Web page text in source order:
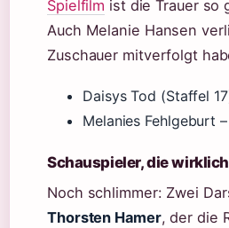
Spielfilm ist die Trauer so
Auch Melanie Hansen
Zuschauer mitverfolgt
Daisys Tod (Staffel
Melanies Fehlgeburt
Schauspieler, die
Noch schlimmer: Zwei
Thorsten Hamer, der die